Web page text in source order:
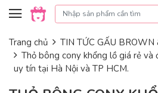
Skip to content
Trang chủ
TIN TỨC GẤU BROWN
Thỏ bông cony khổng lồ giá rẻ
uy tín tại Hà Nội và TP HCM.